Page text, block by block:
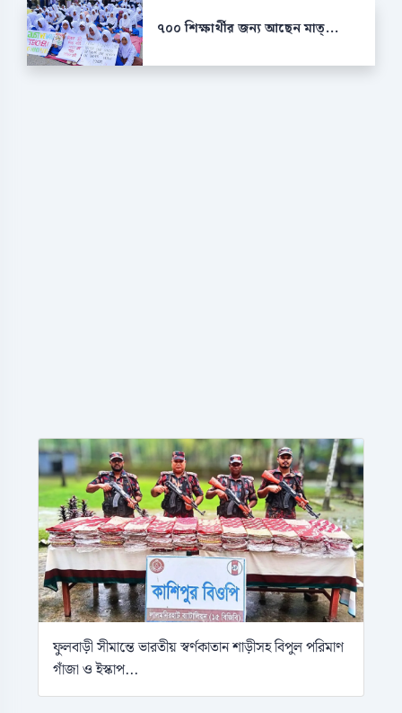
৭০০ শিক্ষার্থীর জন্য আছেন মাত্...
ফুলবাড়ী সীমান্তে ভারতীয় স্বর্ণকাতান শাড়ীসহ বিপুল পরিমাণ
গাঁজা ও ইস্কাপ...